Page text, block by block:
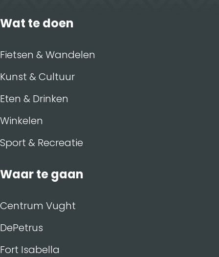
Wat te doen
Fietsen & Wandelen
Kunst & Cultuur
Eten & Drinken
Winkelen
Sport & Recreatie
Waar te gaan
Centrum Vught
DePetrus
Fort Isabella